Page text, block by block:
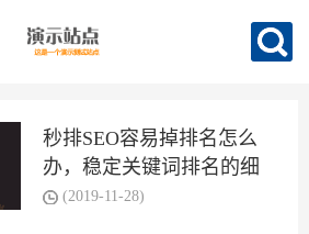
秒排SEO容易掉排名怎么
办，稳定关键词排名的细
(2019-11-28)